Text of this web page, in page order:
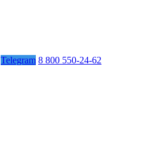
Telegram 8 800 550-24-62